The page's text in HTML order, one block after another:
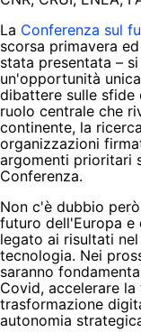
La Conferenza sul
scorsa primavera
stata presentata –
un'opportunità
dibattere sulle sfide
ruolo centrale che
continente, la
organizzazioni
argomenti prioritari
Conferenza.
Non c'è dubbio
futuro dell'Europa
legato ai risultati
tecnologia. Nei
saranno
Covid, accelerare
trasformazione
autonomia